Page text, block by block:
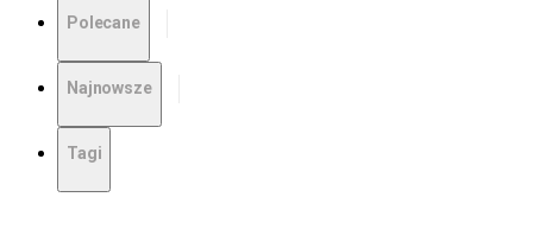
Polecane
Najnowsze
Tagi